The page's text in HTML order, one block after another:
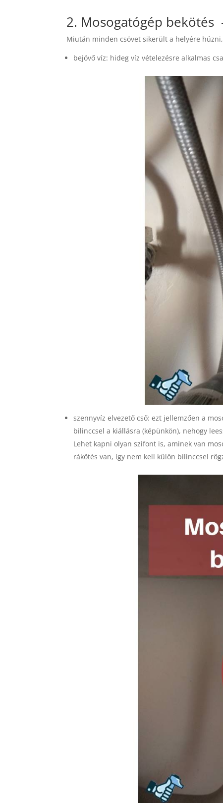
2. Mosogatógép bekötés
Miután minden csövet sikerült a helyére
bejövő víz: hideg víz vételezésre alkalmas
szennyvíz elvezető cső: ezt jellemzően a
bilinccsel a kiállásra (képünkön), nehogy
Lehet kapni olyan szifont is, aminek van
rákötés van, így nem kell külön bilinccsel